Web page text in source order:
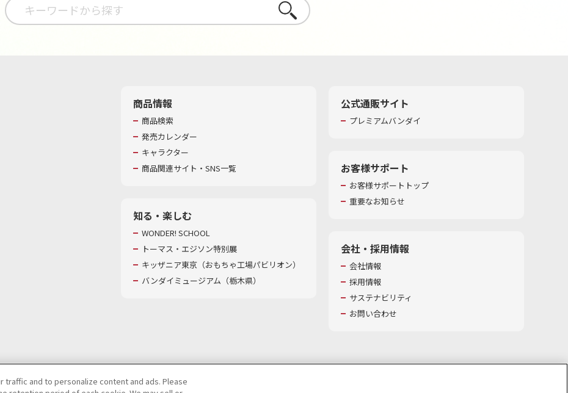
さがす
商品情報
商品検索
発売カレンダー
キャラクター
商品関連サイト・SNS一覧
知る・楽しむ
WONDER! SCHOOL
トーマス・エジソン特別展
キッザニア東京（おもちゃ工場パビリオン）​
バンダイミュージアム（栃木県）
公式通販サイト
プレミアムバンダイ
お客様サポート
お客様サポートトップ
重要なお知らせ
会社・採用情報
会社情報
採用情報
サステナビリティ
お問い合わせ
traffic and to personalize content and ads. Please